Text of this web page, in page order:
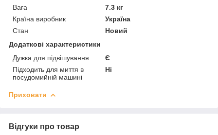
Вага
7.3 кг
Країна виробник
Україна
Стан
Новий
Додаткові характеристики
Дужка для підвішування
Є
Підходить для миття в
посудомийній машині
Ні
Приховати
Відгуки про товар